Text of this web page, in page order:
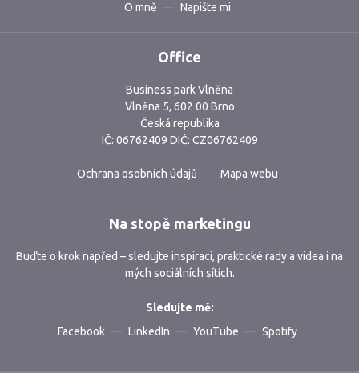
O mně Napište mi
Office
Business park Vlněna
Vlněna 5, 602 00 Brno
Česká republika
IČ: 06762409 DIČ: CZ06762409
Ochrana osobních údajů Mapa webu
Na stopě marketingu
Buďte o krok napřed – sledujte inspiraci, praktické rady a videa i na
mých sociálních sítích.
Sledujte mě:
Facebook
LinkedIn YouTube Spotify